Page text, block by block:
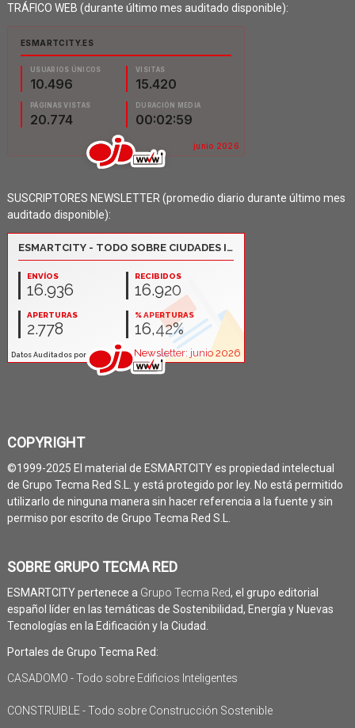
TRÁFICO WEB (durante último mes auditado disponible):
SUSCRIPTORES NEWSLETTER (promedio diario durante último mes
auditado disponible):
COPYRIGHT
©1999-2025 El material de ESMARTCITY es propiedad intelectual
de Grupo Tecma Red S.L. y está protegido por ley. No está permitido
utilizarlo de ninguna manera sin hacer referencia a la fuente y sin
permiso por escrito de Grupo Tecma Red S.L.
SOBRE GRUPO TECMA RED
ESMARTCITY pertenece a Grupo Tecma Red, el grupo editorial
español líder en las temáticas de Sostenibilidad, Energía y Nuevas
Tecnologías en la Edificación y la Ciudad.
Portales de Grupo Tecma Red:
CASADOMO - Todo sobre Edificios Inteligentes
CONSTRUIBLE - Todo sobre Construcción Sostenible